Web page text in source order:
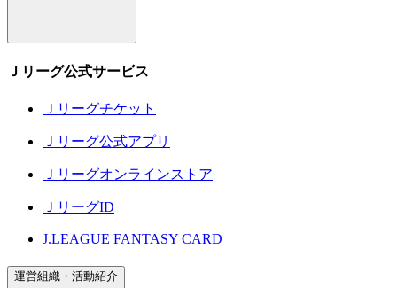
Ｊリーグ公式サービス
Ｊリーグチケット
Ｊリーグ公式アプリ
Ｊリーグオンラインストア
ＪリーグID
J.LEAGUE FANTASY CARD
運営組織・活動紹介